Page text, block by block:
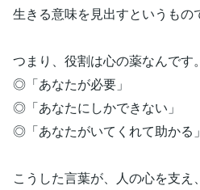
生きる意味を見出すというもの
つまり、役割は心の薬なんです。
◎「あなたが必要」
◎「あなたにしかできない」
◎「あなたがいてくれて助かる」
こうした言葉が、人の心を支え